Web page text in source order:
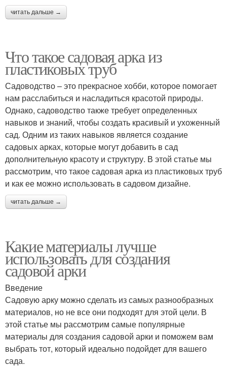
читать дальше →
Что такое садовая арка из
пластиковых труб
Садоводство – это прекрасное хобби, которое помогает
нам расслабиться и насладиться красотой природы.
Однако, садоводство также требует определенных
навыков и знаний, чтобы создать красивый и ухоженный
сад. Одним из таких навыков является создание
садовых арках, которые могут добавить в сад
дополнительную красоту и структуру. В этой статье мы
рассмотрим, что такое садовая арка из пластиковых труб
и как ее можно использовать в садовом дизайне.
читать дальше →
Какие материалы лучше
использовать для создания
садовой арки
Введение
Садовую арку можно сделать из самых разнообразных
материалов, но не все они подходят для этой цели. В
этой статье мы рассмотрим самые популярные
материалы для создания садовой арки и поможем вам
выбрать тот, который идеально подойдет для вашего
сада.